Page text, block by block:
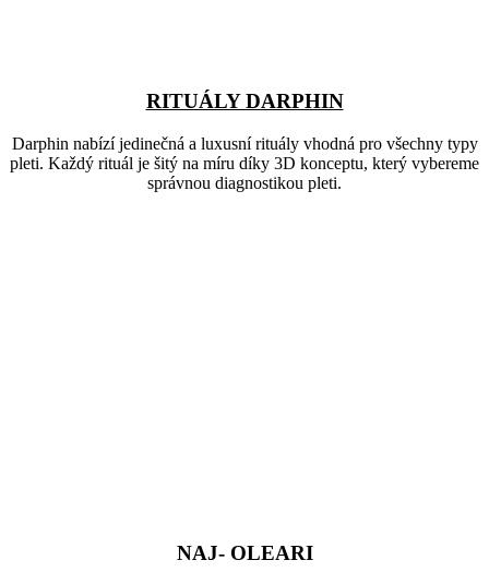
RITUÁLY DARPHIN
Darphin nabízí jedinečná a luxusní rituály vhodná pro všechny typy
pleti. Každý rituál je šitý na míru díky 3D konceptu, který vybereme
správnou diagnostikou pleti.
NAJ- OLEARI